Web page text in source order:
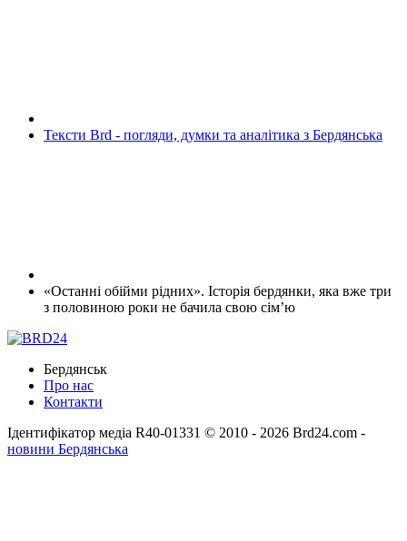
Тексти Brd - погляди, думки та аналітика з Бердянська
«Останні обійми рідних». Історія бердянки, яка вже три
з половиною роки не бачила свою сім’ю
Бердянськ
Про нас
Контакти
Ідентифікатор медіа R40-01331 © 2010 - 2026 Brd24.com -
новини Бердянська